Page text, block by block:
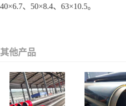
40×6.7、50×8.4、63×10.5。
其他产品